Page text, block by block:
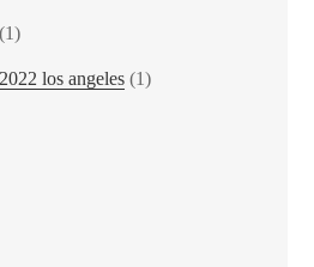
(1)
los angeles (1)